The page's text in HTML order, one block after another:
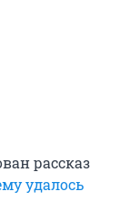
рассказ
удалось